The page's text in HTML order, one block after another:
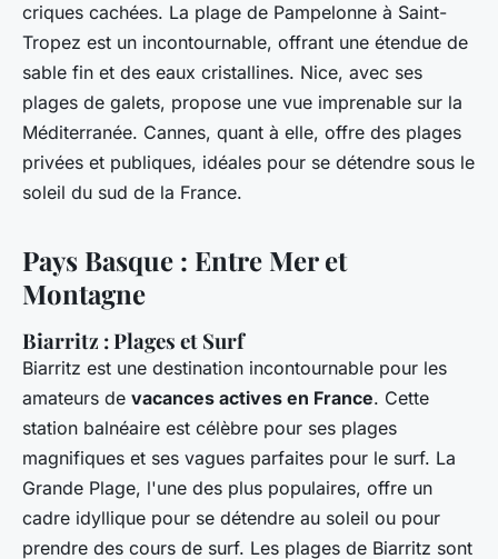
criques cachées. La plage de Pampelonne à Saint-
Tropez est un incontournable, offrant une étendue de
sable fin et des eaux cristallines. Nice, avec ses
plages de galets, propose une vue imprenable sur la
Méditerranée. Cannes, quant à elle, offre des plages
privées et publiques, idéales pour se détendre sous le
soleil du sud de la France.
Pays Basque : Entre Mer et
Montagne
Biarritz : Plages et Surf
Biarritz est une destination incontournable pour les
amateurs de vacances actives en France. Cette
station balnéaire est célèbre pour ses plages
magnifiques et ses vagues parfaites pour le surf. La
Grande Plage, l'une des plus populaires, offre un
cadre idyllique pour se détendre au soleil ou pour
prendre des cours de surf. Les plages de Biarritz sont